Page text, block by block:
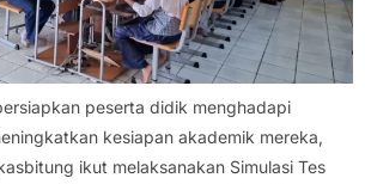
peserta didik menghadapi
kesiapan akademik mereka,
ikut melaksanakan Simulasi Tes